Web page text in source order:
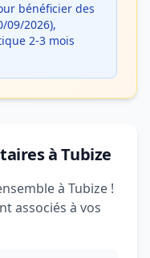
bénéficier des
09/2026),
2-3 mois
à Tubize
à Tubize !
associés à vos